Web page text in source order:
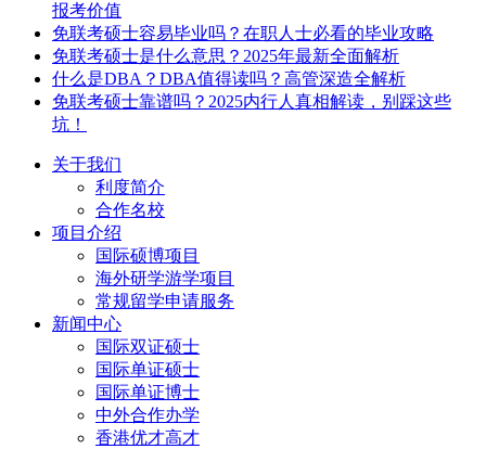
报考价值
免联考硕士容易毕业吗？在职人士必看的毕业攻略
免联考硕士是什么意思？2025年最新全面解析
什么是DBA？DBA值得读吗？高管深造全解析
免联考硕士靠谱吗？2025内行人真相解读，别踩这些
坑！
关于我们
利度简介
合作名校
项目介绍
国际硕博项目
海外研学游学项目
常规留学申请服务
新闻中心
国际双证硕士
国际单证硕士
国际单证博士
中外合作办学
香港优才高才